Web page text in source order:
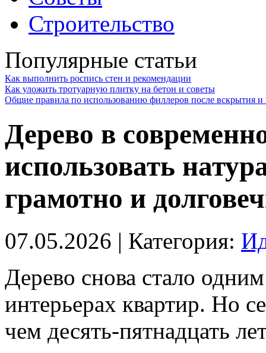
Строительство
Популярные статьи
Как выполнить роспись стен и рекомендации
Как уложить тротуарную плитку на бетон и советы
Общие правила по использованию филлеров после вскрытия и
Дерево в
использовать
грамотно и
07.05.2026 | Категория:
Дерево снова стало
интерьерах квартир. Но
чем десять-пятнадцать